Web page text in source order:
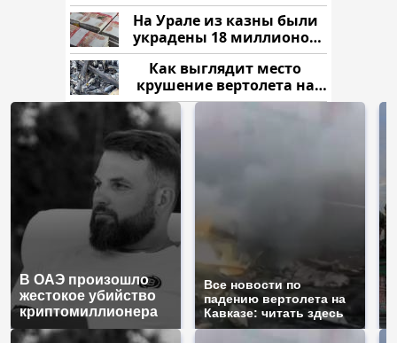
На Урале из казны были
украдены 18 миллионов
рублей
Как выглядит место
крушение вертолета на
Кавказе: смотреть
В ОАЭ произошло
жестокое убийство
криптомиллионера
Все новости по
падению вертолета на
Кавказе: читать здесь